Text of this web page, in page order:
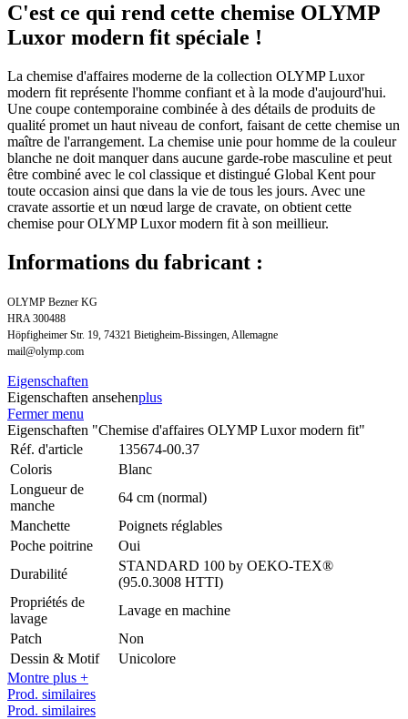
C'est ce qui rend cette chemise OLYMP
Luxor modern fit spéciale !
La chemise d'affaires moderne de la collection OLYMP Luxor
modern fit représente l'homme confiant et à la mode d'aujourd'hui.
Une coupe contemporaine combinée à des détails de produits de
qualité promet un haut niveau de confort, faisant de cette chemise un
maître de l'arrangement. La chemise unie pour homme de la couleur
blanche ne doit manquer dans aucune garde-robe masculine et peut
être combiné avec le col classique et distingué Global Kent pour
toute occasion ainsi que dans la vie de tous les jours. Avec une
cravate assortie et un nœud large de cravate, on obtient cette
chemise pour OLYMP Luxor modern fit à son meillieur.
Informations du fabricant :
OLYMP Bezner KG
HRA 300488
Höpfigheimer Str. 19, 74321 Bietigheim-Bissingen, Allemagne
mail@olymp.com
Eigenschaften
Eigenschaften ansehenplus
Fermer menu
Eigenschaften "Chemise d'affaires OLYMP Luxor modern fit"
Réf. d'article
135674-00.37
Coloris
Blanc
Longueur de
manche
64 cm (normal)
Manchette
Poignets réglables
Poche poitrine
Oui
Durabilité
STANDARD 100 by OEKO-TEX®
(95.0.3008 HTTI)
Propriétés de
lavage
Lavage en machine
Patch
Non
Dessin & Motif
Unicolore
Montre plus +
Prod. similaires
Prod. similaires